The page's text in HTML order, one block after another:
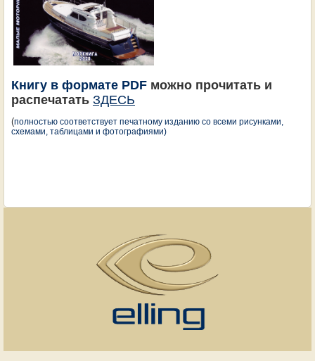
Книгу в формате PDF можно прочитать и
распечатать ЗДЕСЬ
(полностью соответствует печатному изданию со всеми рисунками,
схемами, таблицами и фотографиями)